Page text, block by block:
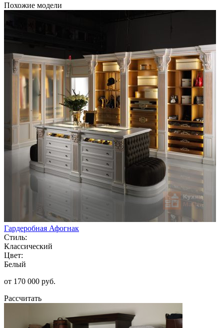
Похожие модели
Гардеробная Афогнак
Стиль:
Классический
Цвет:
Белый
от 170 000 руб.
Рассчитать